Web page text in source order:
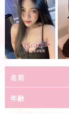
名前
年齢